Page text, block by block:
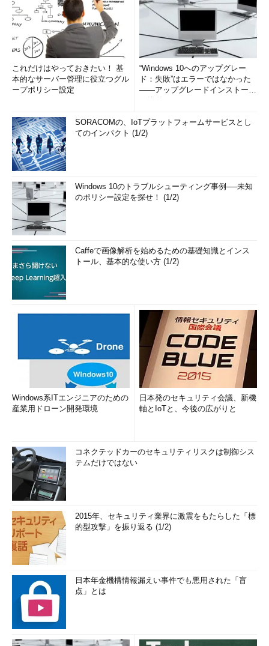
これだけはやっておきたい！ 基
本的なサーバー管理に役立つグル
ープポリシー設定
“Windows 10へのアップグレー
ド：失敗”はエラーではなかった
――アップグレードインストール
SORACOMの、IoTプラットフォームサービスとし
てのインパクト (1/2)
Windows 10のトラブルシューティング事例──未知
のポリシー設定を探せ！ (1/2)
Caffeで画像解析を始めるための基礎知識とインス
トール、基本的な使い方 (1/2)
Windows系ITエンジニアのための
産業用ドローン開発環境
日本発のセキュリティ会議、新機
軸とIoTと、今後の広がりと
コネクテッドカーのセキュリティリスクは制御シス
テムだけではない
2015年、セキュリティ業界に激震をもたらした「標
的型攻撃」を振り返る (1/2)
日本年金機構情報漏えい事件でも悪用された「盲
点」とは